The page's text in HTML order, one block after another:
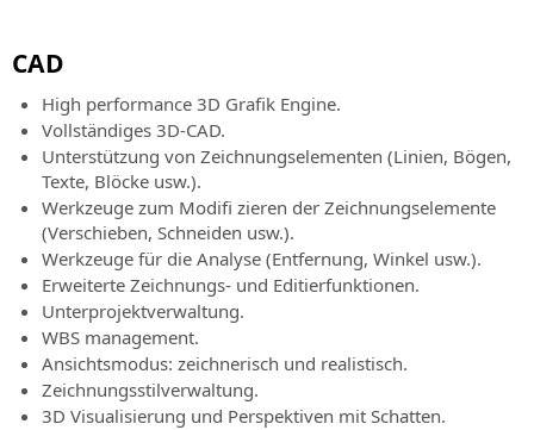
CAD
High performance 3D Grafik Engine.
Vollständiges 3D-CAD.
Unterstützung von Zeichnungselementen (Linien, Bögen,
Texte, Blöcke usw.).
Werkzeuge zum Modifi zieren der Zeichnungselemente
(Verschieben, Schneiden usw.).
Werkzeuge für die Analyse (Entfernung, Winkel usw.).
Erweiterte Zeichnungs- und Editierfunktionen.
Unterprojektverwaltung.
WBS management.
Ansichtsmodus: zeichnerisch und realistisch.
Zeichnungsstilverwaltung.
3D Visualisierung und Perspektiven mit Schatten.